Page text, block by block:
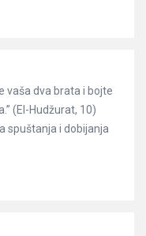
vaša dva brata i bojte
(El-Hudžurat, 10)
spuštanja i dobijanja